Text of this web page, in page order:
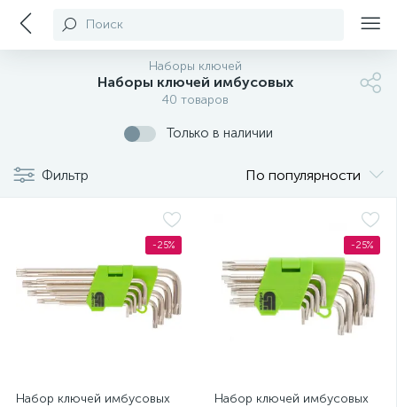
Поиск
Наборы ключей
Наборы ключей имбусовых
40 товаров
Только в наличии
Фильтр По популярности
-25%
Набор ключей имбусовых
-25%
Набор ключей имбусовых